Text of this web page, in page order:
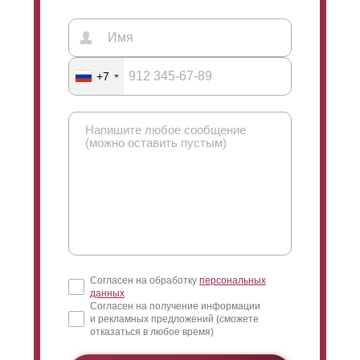
+7
Согласен на обработку персональных
данных
Согласен на получение информации
и рекламных предложений (сможете
отказаться в любое время)